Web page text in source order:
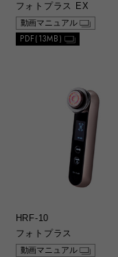
フォトプラス EX
動画マニュアル
PDF(13MB)
HRF-10
フォトプラス
動画マニュアル